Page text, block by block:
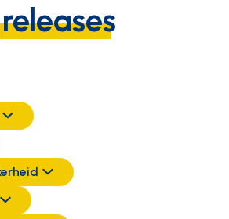
releases